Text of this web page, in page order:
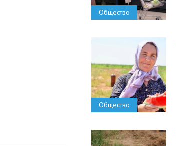
Общество
Общество